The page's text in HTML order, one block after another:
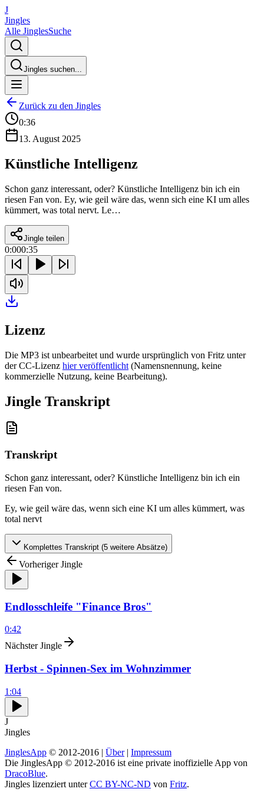
J
Jingles
Alle JinglesSuche
Jingles suchen...
Zurück zu den Jingles
0:36
13. August 2025
Künstliche Intelligenz
Schon ganz interessant, oder? Künstliche Intelligenz bin ich ein
riesen Fan von. Ey, wie geil wäre das, wenn sich eine KI um alles
kümmert, was total nervt. Le…
Jingle teilen
0:000:35
Lizenz
Die MP3 ist unbearbeitet und wurde ursprünglich von Fritz unter
der CC-Lizenz hier veröffentlicht (Namensnennung, keine
kommerzielle Nutzung, keine Bearbeitung).
Jingle Transkript
Transkript
Schon ganz interessant, oder? Künstliche Intelligenz bin ich ein
riesen Fan von.
Ey, wie geil wäre das, wenn sich eine KI um alles kümmert, was
total nervt
Komplettes Transkript (5 weitere Absätze)
Vorheriger Jingle
Endlosschleife "Finance Bros"
0:42
Nächster Jingle
Herbst - Spinnen-Sex im Wohnzimmer
1:04
J
Jingles
JinglesApp © 2012-2016 | Über| Impressum
Die JinglesApp © 2012-2016 ist eine private inoffizielle App von
DracoBlue.
Jingles lizenziert unterCC BY-NC-ND von Fritz.